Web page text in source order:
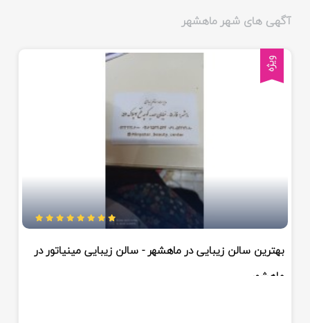
آگهی های شهر ماهشهر
ویژه
بهترین سالن زیبایی در ماهشهر - سالن زیبایی مینیاتور در
ماهشهر